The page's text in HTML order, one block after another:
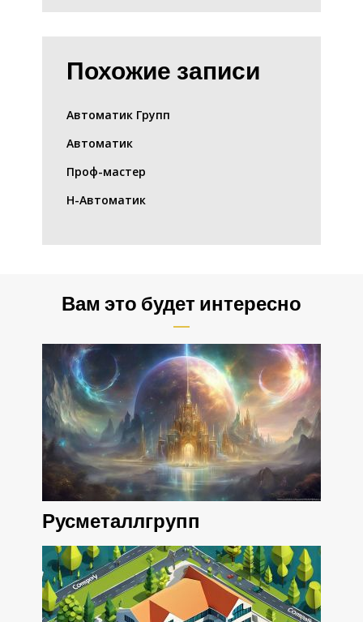
Похожие записи
Автоматик Групп
Автоматик
Проф-мастер
Н-Автоматик
Вам это будет интересно
Русметаллгрупп